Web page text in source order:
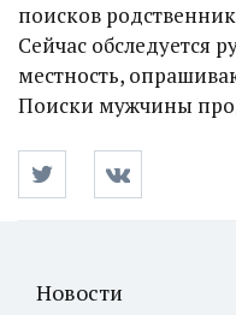
поисков
Сейчас обследуется
местность,
Поиски мужчины
Новости